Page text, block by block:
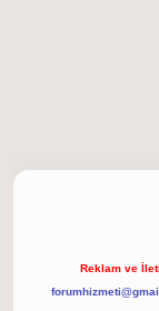
Reklam ve